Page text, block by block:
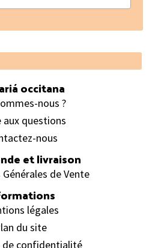
occitana
nous ?
aux questions
nous
et livraison
de Vente
légales
du site
de confidentialité